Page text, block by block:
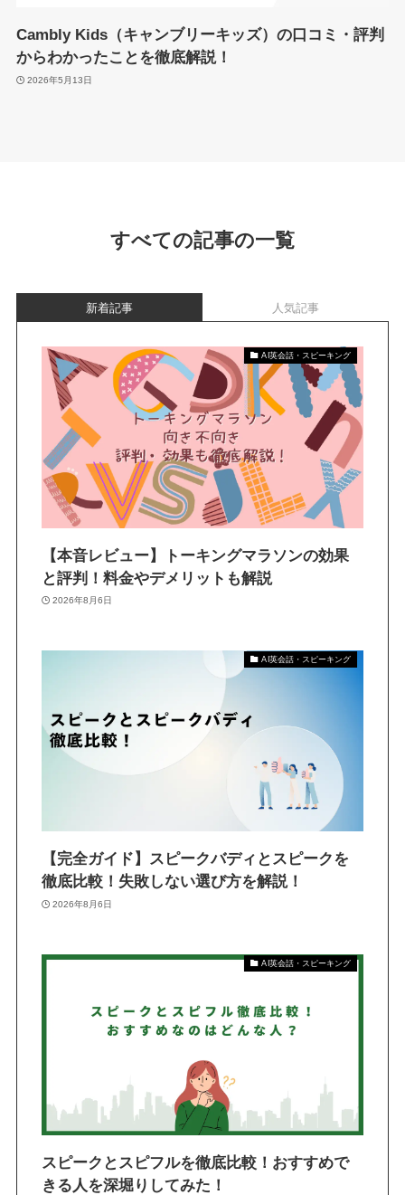
Cambly Kids（キャンブリーキッズ）の口コミ・評判
からわかったことを徹底解説！
2026年5月13日
すべての記事の一覧
新着記事 人気記事
AI英会話・スピーキング
【本音レビュー】トーキングマラソンの効果
と評判！料金やデメリットも解説
2026年8月6日
AI英会話・スピーキング
【完全ガイド】スピークバディとスピークを
徹底比較！失敗しない選び方を解説！
2026年8月6日
AI英会話・スピーキング
スピークとスピフルを徹底比較！おすすめで
きる人を深堀りしてみた！